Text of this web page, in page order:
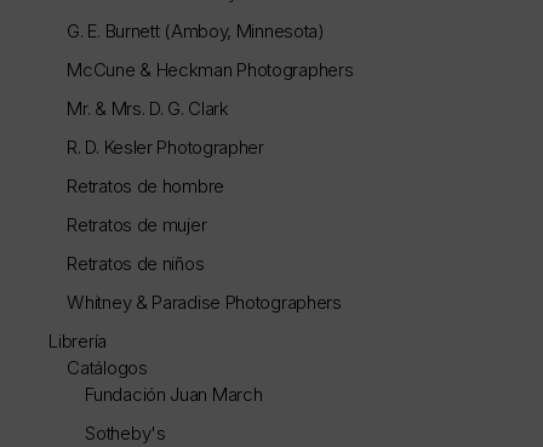
G. E. Burnett (Amboy, Minnesota)
McCune & Heckman Photographers
Mr. & Mrs. D. G. Clark
R. D. Kesler Photographer
Retratos de hombre
Retratos de mujer
Retratos de niños
Whitney & Paradise Photographers
Librería
Catálogos
Fundación Juan March
Sotheby's